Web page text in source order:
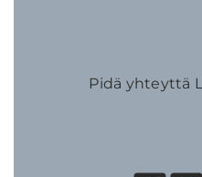
Pidä yhteyttä